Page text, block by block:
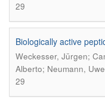
29
Biologically active
Weckesser, Jürgen;
Alberto; Neumann, Uwe
29